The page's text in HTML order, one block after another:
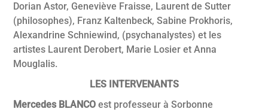
Dorian Astor, Geneviève Fraisse, Laurent de Sutter
(philosophes), Franz Kaltenbeck, Sabine Prokhoris,
Alexandrine Schniewind, (psychanalystes) et les
artistes Laurent Derobert, Marie Losier et Anna
Mouglalis.
LES INTERVENANTS
Mercedes BLANCO est professeur à Sorbonne